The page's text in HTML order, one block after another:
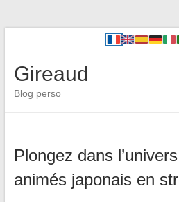
Gireaud
Blog perso
Plongez dans
animés japonais en